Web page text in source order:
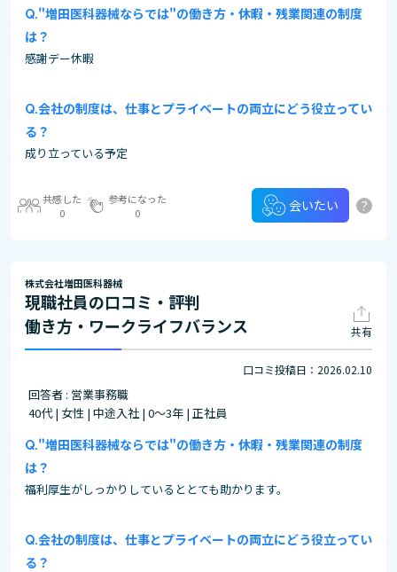
"増田医科器械ならでは"の働き方・休暇・残業関連の制度
は？
感謝デー休暇
会社の制度は、仕事とプライベートの両立にどう役立ってい
る？
成り立っている予定
共感した
0
参考になった
0
会いたい ?
株式会社増田医科器械
現職社員の口コミ・評判
働き方・ワークライフバランス
共有
口コミ投稿日：2026.02.10
回答者 : 営業事務職
40代 | 女性 | 中途入社 | 0～3年 | 正社員
"増田医科器械ならでは"の働き方・休暇・残業関連の制度
は？
福利厚生がしっかりしているととても助かります。
会社の制度は、仕事とプライベートの両立にどう役立ってい
る？